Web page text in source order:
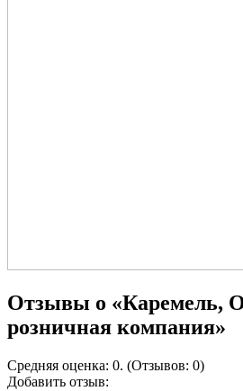
Отзывы о «Каремель,
розничная компания»
Средняя оценка: 0. (Отзывов: 0)
Добавить отзыв: